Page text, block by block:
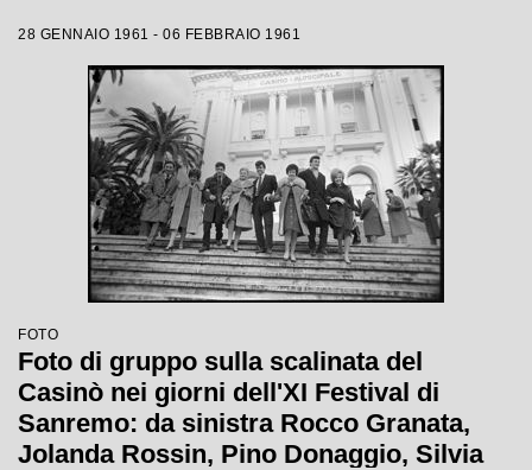
Mazzetti
28 GENNAIO 1961 - 06 FEBBRAIO 1961
FOTO
Foto di gruppo sulla scalinata del
Casinò nei giorni dell'XI Festival di
Sanremo: da sinistra Rocco Granata,
Jolanda Rossin, Pino Donaggio, Silvia